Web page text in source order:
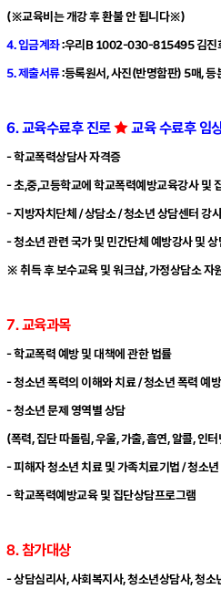
(※교육비는 개강 후 환불 안 됩니다※)
4. 입금계좌:우리B 1002-030-815495 김진
5. 제출서류:등록원서, 사진(반명함판) 5매,
6. 교육수료후 진로★교육 수료후 임
- 학교폭력상담사 자격증
- 초,중,고등학교에 학교폭력예방교육강사 및
- 지방자치단체 / 상담소 / 청소년 상담센터 강
- 청소년 관련 국가 및 민간단체 예방강사 및
※ 취득 후 보수교육 및 워크샵, 가정상담소 자
7. 교육과목
- 학교폭력 예방 및 대책에 관한 법률
- 청소년 폭력의 이해와 치료 / 청소년 폭력 예방
- 청소년 문제 영역별 상담
(폭력, 집단 따돌림, 우울, 가출, 흡연, 알콜, 인
- 피해자 청소년 치료 및 가족치료기법 / 청소
- 학교폭력예방교육 및 집단상담프로그램
8. 참가대상
- 상담심리사, 사회복지사, 청소년상담사, 청소